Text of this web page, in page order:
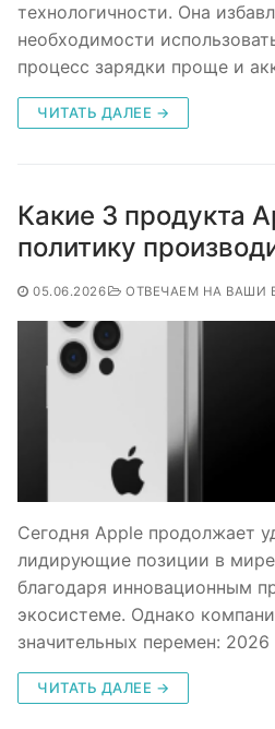
технологичности. Она
необходимости
процесс зарядки проще и
ЧИТАТЬ ДАЛЕЕ →
Какие 3 продукта
политику
05.06.2026 ОТВЕЧАЕМ НА ВАШИ
Сегодня Apple продолжает
лидирующие позиции в мире
благодаря инновационным
экосистеме. Однако
значительных перемен:
ЧИТАТЬ ДАЛЕЕ →